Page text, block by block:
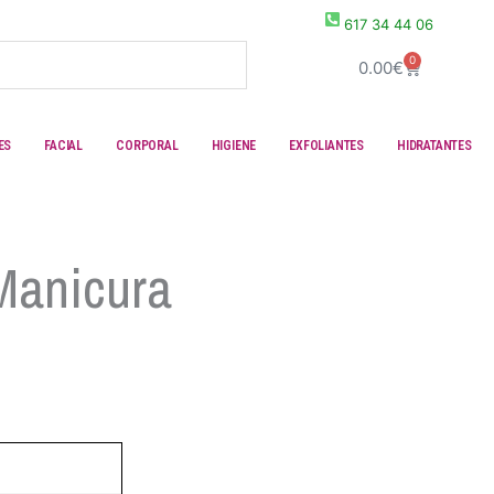
617 34 44 06
0.00€ 0 Carrito
FACIAL CORPORAL HIGIENE EXFOLIANTES HIDRATANTES